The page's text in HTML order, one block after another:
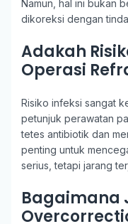
Namun, hal ini bukan
dikoreksi dengan
Adakah
Operasi
Risiko infeksi sangat
petunjuk perawatan
tetes antibiotik dan
penting untuk
serius, tetapi jarang
Bagaimana